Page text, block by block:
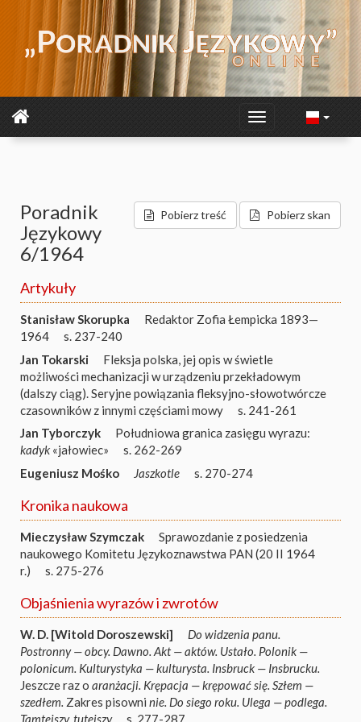
Pobierz treść Pobierz skan
Poradnik
Językowy
6/1964
Artykuły
Stanisław Skorupka
Redaktor Zofia Łempicka 1893—
1964
s. 237-240
Jan Tokarski
Fleksja polska, jej opis w świetle
możliwości mechanizacji w urządzeniu przekładowym
(dalszy ciąg). Seryjne powiązania fleksyjno-słowotwórcze
czasowników z innymi częściami mowy
s. 241-261
Jan Tyborczyk
Południowa granica zasięgu wyrazu:
kadyk «jałowiec»
s. 262-269
Eugeniusz Mośko
Jaszkotle s. 270-274
Kronika naukowa
Mieczysław Szymczak
Sprawozdanie z posiedzenia
naukowego Komitetu Językoznawstwa PAN (20 II 1964
r.)
s. 275-276
Objaśnienia wyrazów i zwrotów
W. D. [Witold Doroszewski]
Do widzenia panu.
Postronny — obcy. Dawno. Akt — aktów. Ustało. Polonik —
polonicum. Kulturystyka — kulturysta. Insbruck — Insbrucku.
Jeszcze raz o aranżacji. Krępacja — krępować się. Szłem —
szedłem. Zakres pisowni nie. Do siego roku. Ulega — podlega.
Tamtejszy, tutejszy
s. 277-287